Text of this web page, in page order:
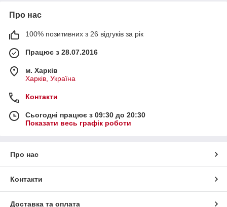
Про нас
100% позитивних з 26 відгуків за рік
Працює з 28.07.2016
м. Харків
Харків, Україна
Контакти
Сьогодні працює з 09:30 до 20:30
Показати весь графік роботи
Про нас
Контакти
Доставка та оплата